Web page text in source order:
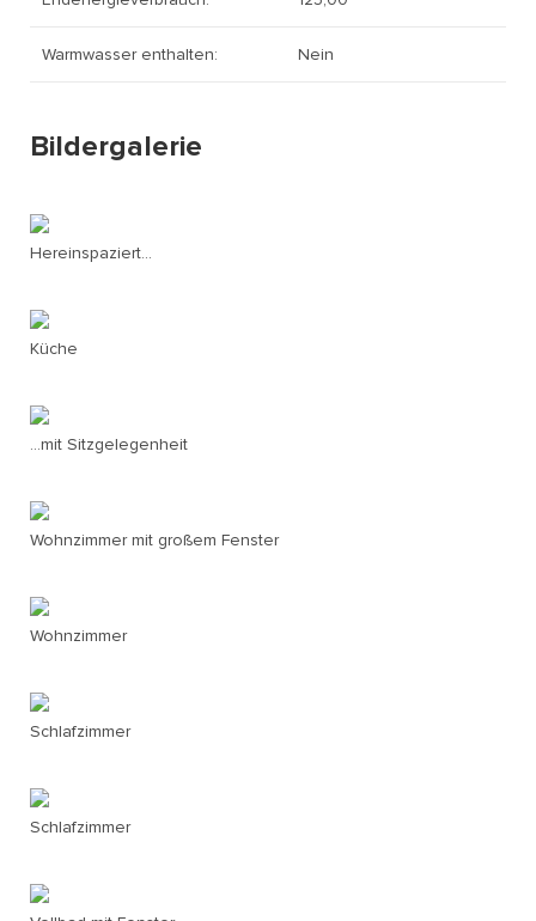
Warmwasser enthalten: Nein
Bildergalerie
Hereinspaziert...
Küche
...mit Sitzgelegenheit
Wohnzimmer mit großem Fenster
Wohnzimmer
Schlafzimmer
Schlafzimmer